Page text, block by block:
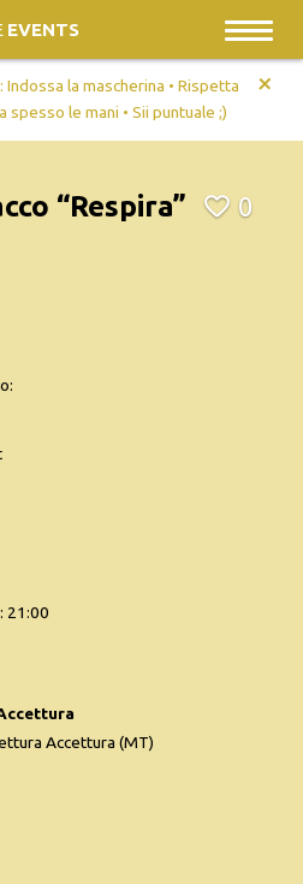
EVENTS
Indossa la mascherina • Rispetta
spesso le mani • Sii puntuale ;)
+
“Respira” 0
21:00
Accettura (MT)